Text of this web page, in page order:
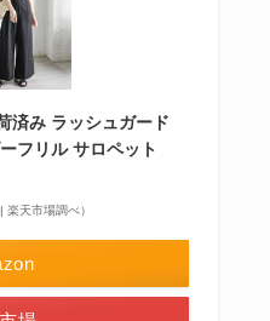
済み ラッシュガード
フリル サロペット
天市場調べ）